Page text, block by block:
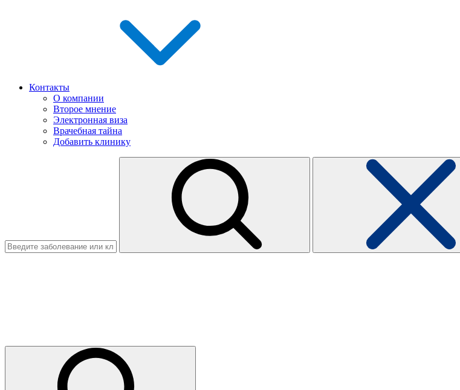
Контакты
О компании
Второе мнение
Электронная виза
Врачебная тайна
Добавить клинику